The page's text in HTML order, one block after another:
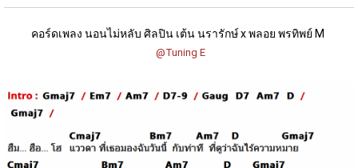
คอร์ดเพลง นอนไม่หลับ ศิลปิน เต้น นรารักษ์ x พลอย พรทิพย์ M
@Tuning E